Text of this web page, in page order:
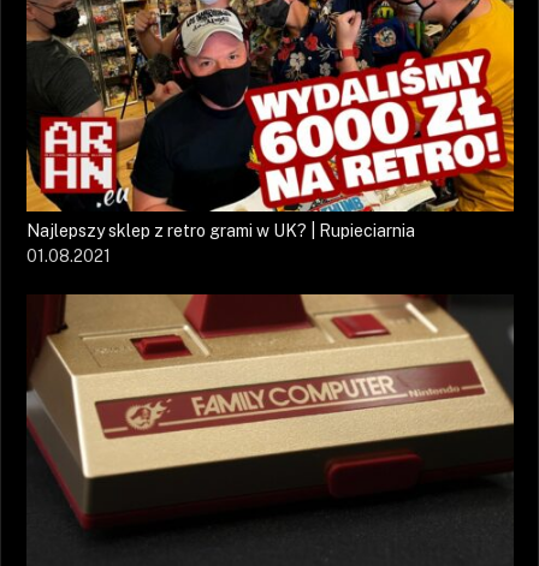
Najlepszy sklep z retro grami w UK? | Rupieciarnia
01.08.2021